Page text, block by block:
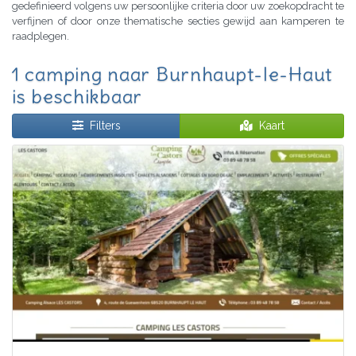
gedefinieerd volgens uw persoonlijke criteria door uw zoekopdracht te
verfijnen of door onze thematische secties gewijd aan kamperen te
raadplegen.
1 camping naar Burnhaupt-le-Haut
is beschikbaar
Filters Kaart